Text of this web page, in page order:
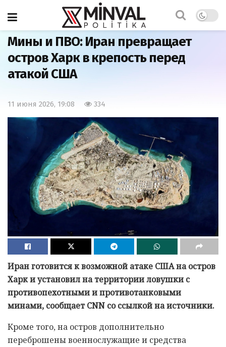
Главная
Мины и ПВО: Иран превращает
остров Харк в крепость перед
атакой США
11 июня 2026, 19:08 334
Иран готовится к возможной атаке США на остров
Харк и установил на территории ловушки с
противопехотными и противотанковыми
минами, сообщает CNN со ссылкой на источники.
Кроме того, на остров дополнительно
переброшены военнослужащие и средства